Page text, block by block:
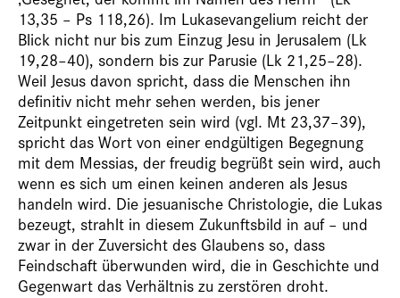
13,35 – Ps 118,26). Im Lukasevangelium reicht der
Blick nicht nur bis zum Einzug Jesu in Jerusalem (Lk
19,28–40), sondern bis zur Parusie (Lk 21,25–28).
Weil Jesus davon spricht, dass die Menschen ihn
definitiv nicht mehr sehen werden, bis jener
Zeitpunkt eingetreten sein wird (vgl. Mt 23,37–39),
spricht das Wort von einer endgültigen Begegnung
mit dem Messias, der freudig begrüßt sein wird, auch
wenn es sich um einen keinen anderen als Jesus
handeln wird. Die jesuanische Christologie, die Lukas
bezeugt, strahlt in diesem Zukunftsbild in auf – und
zwar in der Zuversicht des Glaubens so, dass
Feindschaft überwunden wird, die in Geschichte und
Gegenwart das Verhältnis zu zerstören droht.